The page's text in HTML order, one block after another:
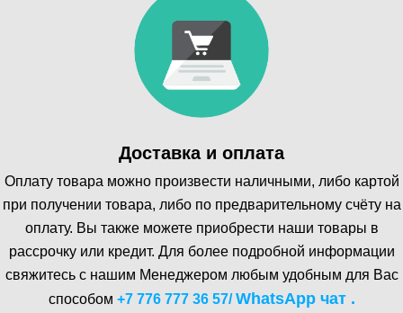
Доставка и оплата
Оплату товара можно произвести наличными, либо картой
при получении товара, либо по предварительному счёту на
оплату. Вы также можете приобрести наши товары в
рассрочку или кредит. Для более подробной информации
свяжитесь с нашим Менеджером любым удобным для Вас
способом +7 776 777 36 57/WhatsA pp чат .